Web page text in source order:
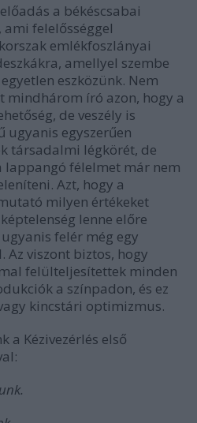
a békéscsabai
ami felelősséggel
emlékfoszlányai
amellyel szembe
eszközünk. Nem
író azon, hogy a
de veszély is
ugyanis egyszerűen
társadalmi légkörét, de
lappangó félelmet már nem
Azt, hogy a
milyen értékeket
lenne előre
felér még egy
viszont biztos, hogy
felülteljesítettek minden
a színpadon, és ez
kincstári optimizmus.
a Kézivezérlés első